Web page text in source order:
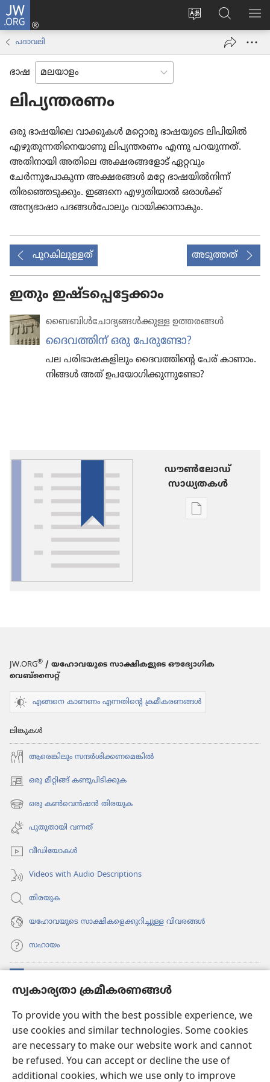
സ്വകാര്യതാ ക്രമീകരണങ്ങൾ
To provide you with the best possible experience, we
use cookies and similar technologies. Some cookies
are necessary to make our website work and cannot
be refused. You can accept or decline the use of
additional cookies, which we use only to improve
JW.ORG
സൈറ്റ്
മാറ്റുക
ലോഗ്
ഇൻ
പേജ്
JW.ORG
വെബ്‌​
സൈ​
പദാവലി
ഭാഷ
ലിപ്യന്തരണം
ഒരു ഭാഷയിലെ വാക്കുകൾ മറ്റൊരു ഭാഷയുടെ ലിപിയിൽ
എഴുതുന്നതിനെയാണു ലിപ്യന്തരണം എന്നു പറയുന്നത്‌.
അതിനായി അതിലെ അക്ഷരങ്ങളോട്‌ ഏറ്റവും
ചേർന്നുപോകുന്ന അക്ഷരങ്ങൾ മറ്റേ ഭാഷയിൽനിന്ന്‌
തിരഞ്ഞെടുക്കും. ഇങ്ങനെ എഴുതിയാൽ ഒരാൾക്ക്‌
അന്യഭാഷാ പദങ്ങൾപോലും വായിക്കാനാകും.
പുറകിലുള്ളത് അടുത്തത്
ഇതും ഇഷ്ടപ്പെട്ടേക്കാം
ബൈബിൾചോ​ദ്യ​ങ്ങൾക്കുള്ള ഉത്തരങ്ങൾ
ദൈവ​ത്തിന്‌ ഒരു പേരു​ണ്ടോ?
പല പരിഭാ​ഷ​ക​ളി​ലും ദൈവ​ത്തി​ന്റെ പേര്‌ കാണാം.
നിങ്ങൾ അത്‌ ഉപയോ​ഗി​ക്കു​ന്നു​ണ്ടോ?
ഡൗണ്‍ലോഡ്
സാധ്യതകള്‍
JW.ORG® / യഹോവയുടെ സാക്ഷികളുടെ ഔദ്യോഗിക
വെബ്സൈറ്റ്
എങ്ങനെ കാണണം എന്നതിന്റെ ക്രമീകരണങ്ങൾ
ലിങ്കുകൾ
ആരെങ്കി​ലും സന്ദർശി​ക്ക​ണ​മെ​ങ്കിൽ
ഒരു മീറ്റിങ്ങ് കണ്ടുപിടിക്കുക
(പുതിയ
പേജ്
തുറക്കുക)
ഒരു കൺവെൻഷൻ തിരയുക
(പുതിയ
പേജ്
തുറക്കുക)
പുതുതായി വന്നത്‌
വീഡി​യോ​കൾ
Videos with Audio Descriptions
തിരയുക
യഹോവയുടെ സാക്ഷികളെക്കുറിച്ചുള്ള വിവരങ്ങൾ
സഹായം
പേജ്
വാച്ച്ടവര്‍ ഓണ്‍ലൈന്‍ ലൈബ്രറി
(പുതിയ
പേജ്
തുറക്കുക)JW ഹബ്ബ്
(പുതിയ
പേജ്
തുറക്കുക)JW ലൈ​ബ്ര​റി